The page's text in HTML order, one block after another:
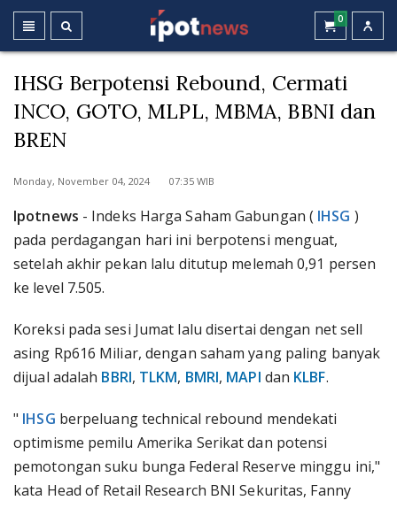
0
IHSG Berpotensi Rebound, Cermati
INCO, GOTO, MLPL, MBMA, BBNI dan
BREN
Monday, November 04, 2024 07:35 WIB
Ipotnews - Indeks Harga Saham Gabungan ( IHSG )
pada perdagangan hari ini berpotensi menguat,
setelah akhir pekan lalu ditutup melemah 0,91 persen
ke level 7.505.
Koreksi pada sesi Jumat lalu disertai dengan net sell
asing Rp616 Miliar, dengan saham yang paling banyak
dijual adalah BBRI, TLKM, BMRI, MAPI dan KLBF.
" IHSG berpeluang technical rebound mendekati
optimisme pemilu Amerika Serikat dan potensi
pemotongan suku bunga Federal Reserve minggu ini,"
kata Head of Retail Research BNI Sekuritas, Fanny